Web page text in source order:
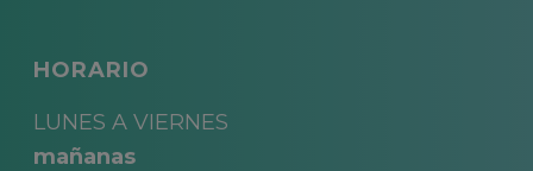
HORARIO
LUNES A VIERNES
mañanas